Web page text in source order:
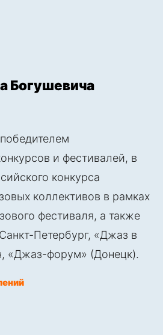
Богушевича
и фестивалей, в
конкурса
коллективов в рамках
фестиваля, а также
Петербург, «Джаз в
«Джаз-форум» (Донецк).